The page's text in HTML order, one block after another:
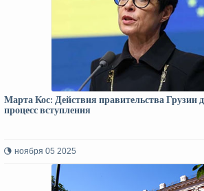
Марта Кос: Действия правительства Грузии
процесс вступления
ноября 05 2025